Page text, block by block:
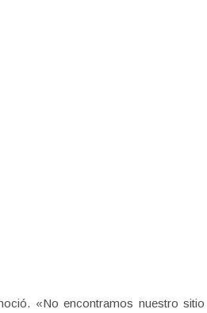
«No encontramos nuestro sitio